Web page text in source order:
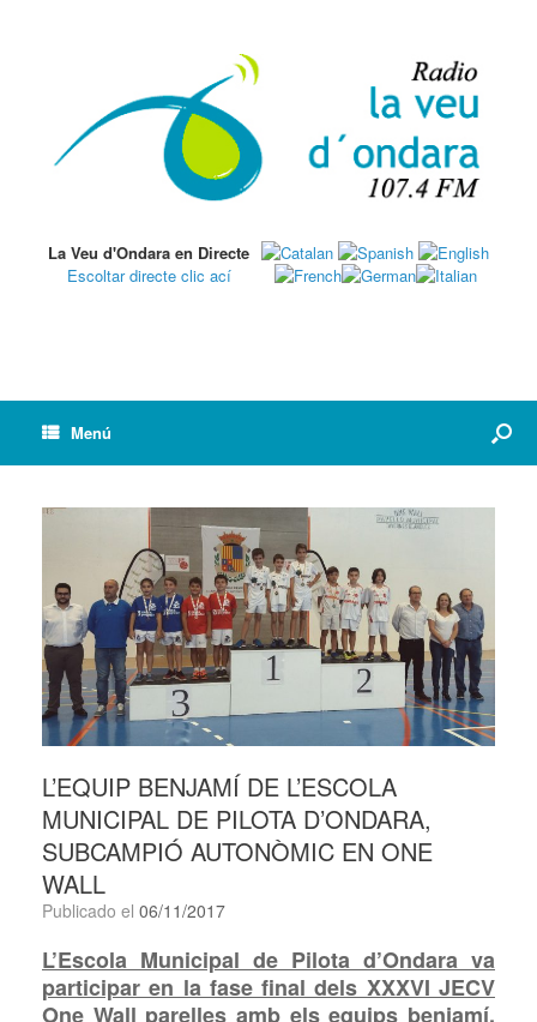
La Veu d'Ondara en Directe
Escoltar directe clic ací
Menú
L’EQUIP BENJAMÍ DE L’ESCOLA
MUNICIPAL DE PILOTA D’ONDARA,
SUBCAMPIÓ AUTONÒMIC EN ONE
WALL
Publicado el 06/11/2017
L’Escola Municipal de Pilota d’Ondara va
participar en la fase final dels XXXVI JECV
One Wall parelles amb els equips benjamí,